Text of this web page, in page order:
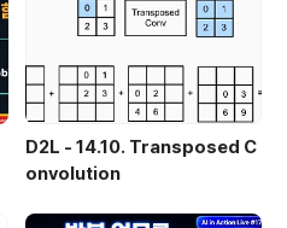
D2L - 14.10. Transposed C
onvolution